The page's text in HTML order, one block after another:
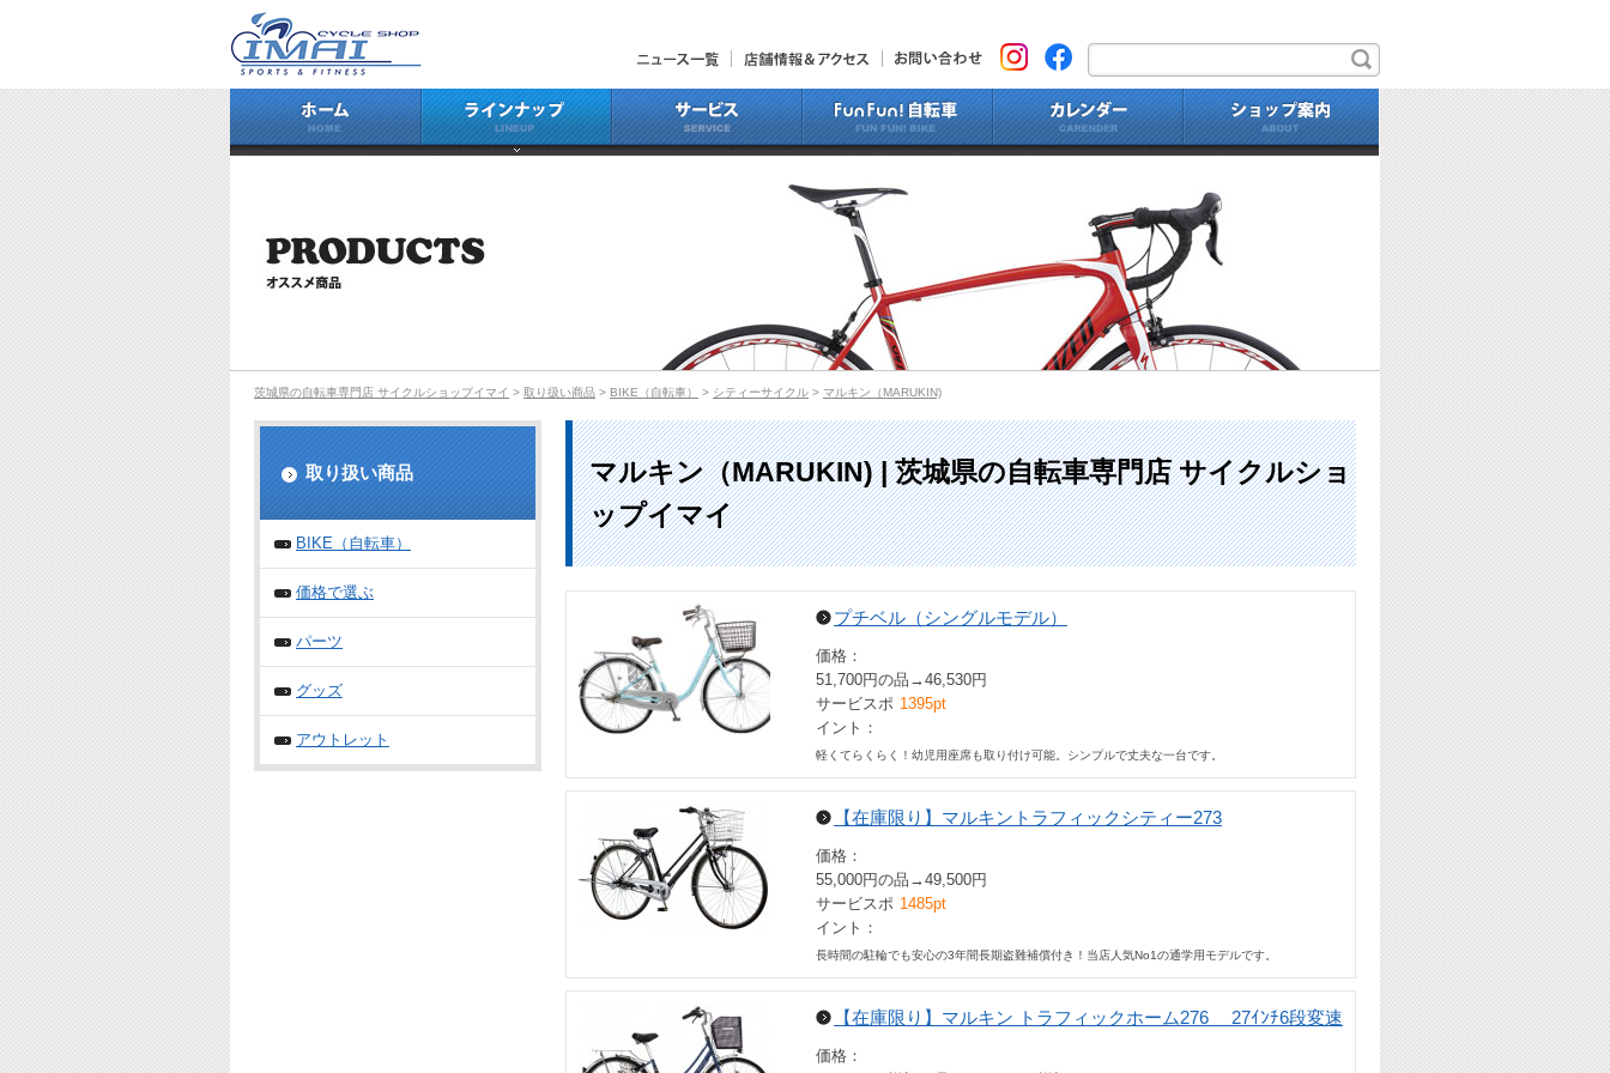
ニュース一覧 店舗情報&アクセスお問い合わせ
ホーム ラインナップ サービス Fun Fun!自転車 カレンダー
茨城県の自転車専門店 サイクルショップイマイ > 取り扱い商品 > BIKE（自転車） > シティーサイクル > マルキン（MARUKIN)
マルキン（MARUKIN) | 茨城県の自転車専門店 サイクルショ
ップイマイ
プチベル（シングルモデル）
価格：
51,700円の品→46,530円
サービスポ
イント：
1395pt
軽くてらくらく！幼児用座席も取り付け可能。シンプルで丈夫な一台です。
【在庫限り】マルキントラフィックシティー273
価格：
55,000円の品→49,500円
サービスポ
イント：
1485pt
長時間の駐輪でも安心の3年間長期盗難補償付き！当店人気No1の通学用モデルです。
【在庫限り】マルキン トラフィックホーム276 27ｲﾝﾁ6段変速
価格：
取り扱い商品
BIKE（自転車）
価格で選ぶ
パーツ
グッズ
アウトレット